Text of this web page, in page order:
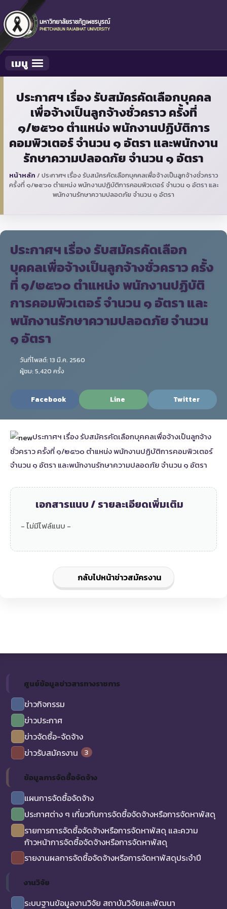
Toggle navigation
เมนู
ประกาศฯ เรื่อง รับสมัครคัดเลือกบุคคล
เพื่อจ้างเป็นลูกจ้างชั่วคราว ครั้งที่
๑/๒๕๖๐ ตำแหน่ง พนักงานปฏิบัติการ
คอมพิวเตอร์ จำนวน ๑ อัตรา และพนักงาน
รักษาความปลอดภัย จำนวน ๑ อัตรา
หน้าหลัก / ประกาศฯ เรื่อง รับสมัครคัดเลือกบุคคลเพื่อจ้างเป็นลูกจ้างชั่วคราว
ครั้งที่ ๑/๒๕๖๐ ตำแหน่ง พนักงานปฏิบัติการคอมพิวเตอร์ จำนวน ๑ อัตรา และ
พนักงานรักษาความปลอดภัย จำนวน ๑ อัตรา
ประกาศฯ เรื่อง รับสมัครคัดเลือก
บุคคลเพื่อจ้างเป็นลูกจ้างชั่วคราว ครั้ง
ที่ ๑/๒๕๖๐ ตำแหน่ง พนักงานปฏิบัติ
การคอมพิวเตอร์ จำนวน ๑ อัตรา และ
พนักงานรักษาความปลอดภัย จำนวน
๑ อัตรา
วันที่โพสต์: 13 มี.ค. 2560
ผู้ชม: 5,420 ครั้ง
Facebook Line Twitter
ประกาศฯ เรื่อง รับสมัครคัดเลือกบุคคลเพื่อจ้างเป็นลูกจ้าง
ชั่วคราว ครั้งที่ ๑/๒๕๖๐ ตำแหน่ง พนักงานปฏิบัติการคอมพิวเตอร์
จำนวน ๑ อัตรา และพนักงานรักษาความปลอดภัย จำนวน ๑ อัตรา
เอกสารแนบ / รายละเอียดเพิ่มเติม
- ไม่มีไฟล์แนบ -
กลับไปหน้าข่าวสมัครงาน
ศูนย์ข้อมูลข่าวสารทางราชการ
ข่าวกิจกรรม
ข่าวประกาศ
ข่าวจัดซื้อ-จัดจ้าง
ข่าวรับสมัครงาน
3
ข้อมูลการจัดซื้อจัดจ้าง
แผนการจัดซื้อจัดจ้าง
ประกาศต่าง ๆ เกี่ยวกับการจัดซื้อจัดจ้างหรือการจัดหาพัสดุ
รายการการจัดซื้อจัดจ้างหรือการจัดหาพัสดุ และความ
ก้าวหน้าการจัดซื้อจัดจ้างหรือการจัดหาพัสดุ
รายงานผลการจัดซื้อจัดจ้างหรือการจัดหาพัสดุประจำปี
งานวิจัย
ระบบฐานข้อมูลงานวิจัย สถาบันวิจัยและพัฒนา